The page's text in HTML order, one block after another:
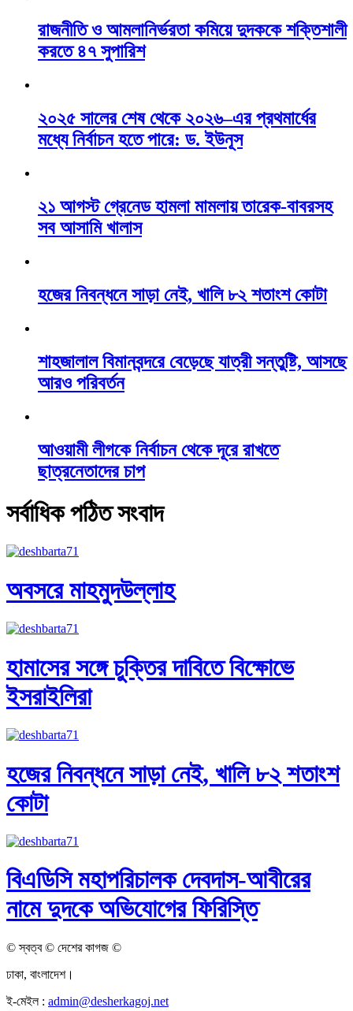
রাজনীতি ও আমলানির্ভরতা কমিয়ে দুদককে শক্তিশালী
করতে ৪৭ সুপারিশ
২০২৫ সালের শেষ থেকে ২০২৬–এর প্রথমার্ধের
মধ্যে নির্বাচন হতে পারে: ড. ইউনূস
২১ আগস্ট গ্রেনেড হামলা মামলায় তারেক-বাবরসহ
সব আসামি খালাস
হজের নিবন্ধনে সাড়া নেই, খালি ৮২ শতাংশ কোটা
শাহজালাল বিমানবন্দরে বেড়েছে যাত্রী সন্তুষ্টি, আসছে
আরও পরিবর্তন
আওয়ামী লীগকে নির্বাচন থেকে দূরে রাখতে
ছাত্রনেতাদের চাপ
সর্বাধিক পঠিত সংবাদ
অবসরে মাহমুদউল্লাহ
হামাসের সঙ্গে চুক্তির দাবিতে বিক্ষোভে
ইসরাইলিরা
হজের নিবন্ধনে সাড়া নেই, খালি ৮২ শতাংশ
কোটা
বিএডিসি মহাপরিচালক দেবদাস-আবীরের
নামে দুদকে অভিযোগের ফিরিস্তি
© স্বত্ব © দেশের কাগজ ©
ঢাকা, বাংলাদেশ।
ই-মেইল : admin@desherkagoj.net